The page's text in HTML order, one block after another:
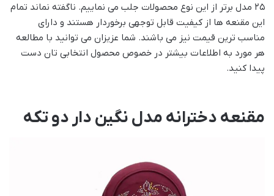
۲۵ مدل برتر از این نوع محصولات جلب می نماییم. ناگفته نماند تمام
این مقنعه ها از کیفیت قابل توجهی برخوردار هستند و دارای
مناسب ترین قیمت نیز می باشند. شما عزیزان می توانید با مطالعه
هر مورد به اطلاعات بیشتر در خصوص محصول انتخابی تان دست
پیدا کنید.
مقنعه دخترانه مدل نگین دار دو تکه